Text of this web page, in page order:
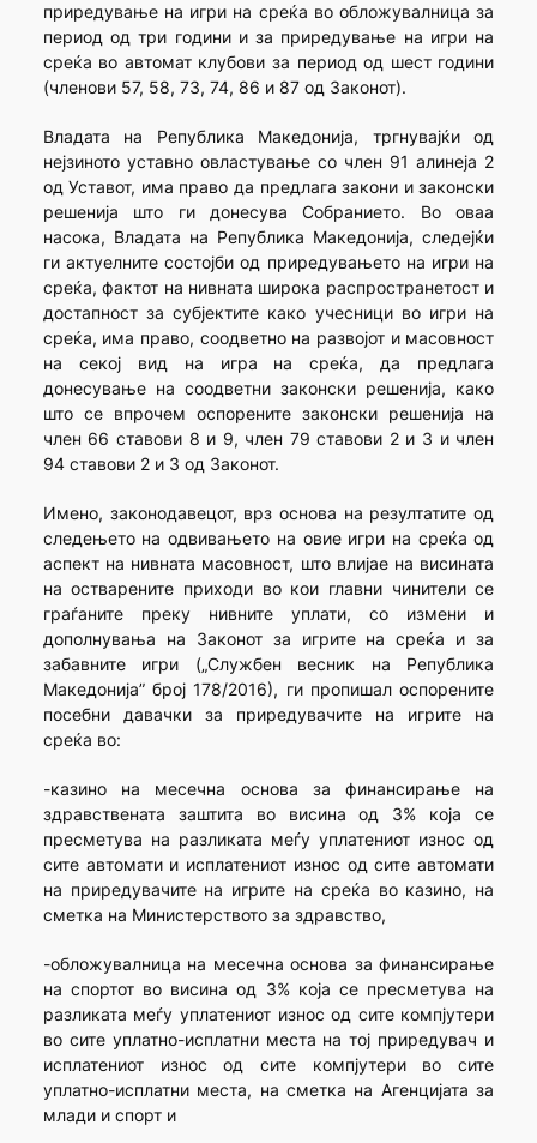
приредување на игри на среќа во обложувалница за
период од три години и за приредување на игри на
среќа во автомат клубови за период од шест години
(членови 57, 58, 73, 74, 86 и 87 од Законот).
Владата на Република Македонија, тргнувајќи од
нејзиното уставно овластување со член 91 алинеја 2
од Уставот, има право да предлага закони и законски
решенија што ги донесува Собранието. Во оваа
насока, Владата на Република Македонија, следејќи
ги актуелните состојби од приредувањето на игри на
среќа, фактот на нивната широка распространетост и
достапност за субјектите како учесници во игри на
среќа, има право, соодветно на развојот и масовност
на секој вид на игра на среќа, да предлага
донесување на соодветни законски решенија, како
што се впрочем оспорените законски решенија на
член 66 ставови 8 и 9, член 79 ставови 2 и 3 и член
94 ставови 2 и 3 од Законот.
Имено, законодавецот, врз основа на резултатите од
следењето на одвивањето на овие игри на среќа од
аспект на нивната масовност, што влијае на висината
на остварените приходи во кои главни чинители се
граѓаните преку нивните уплати, со измени и
дополнувања на Законот за игрите на среќа и за
забавните игри („Службен весник на Република
Македонија” број 178/2016), ги пропишал оспорените
посебни давачки за приредувачите на игрите на
среќа во:
-казино на месечна основа за финансирање на
здравствената заштита во висина од 3% која се
пресметува на разликата меѓу уплатениот износ од
сите автомати и исплатениот износ од сите автомати
на приредувачите на игрите на среќа во казино, на
сметка на Министерството за здравство,
-обложувалница на месечна основа за финансирање
на спортот во висина од 3% која се пресметува на
разликата меѓу уплатениот износ од сите компјутери
во сите уплатно-исплатни места на тој приредувач и
исплатениот износ од сите компјутери во сите
уплатно-исплатни места, на сметка на Агенцијата за
млади и спорт и